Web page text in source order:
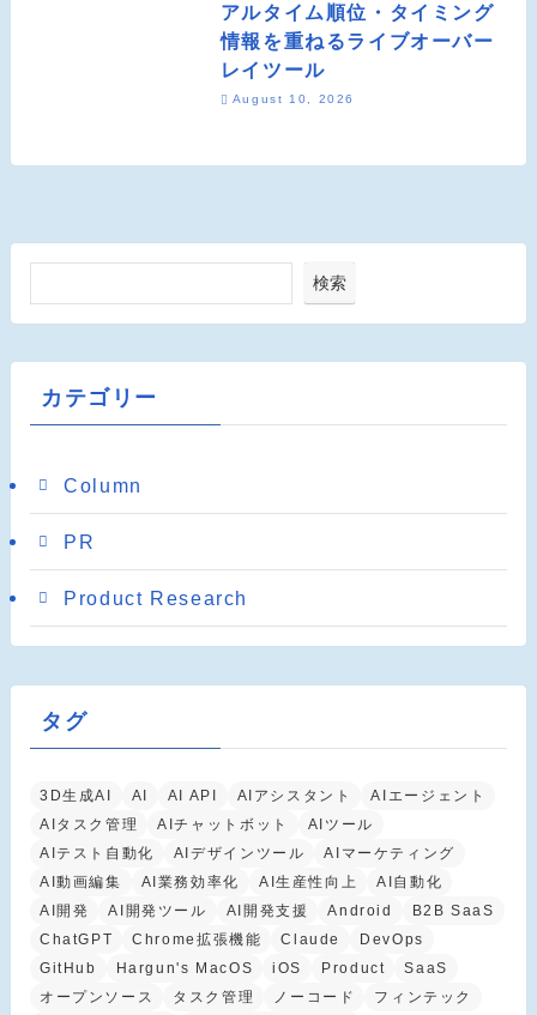
アルタイム順位・タイミング
情報を重ねるライブオーバー
レイツール
August 10, 2026
検索
カテゴリー
Column
PR
Product Research
タグ
3D生成AI AI AI API AIアシスタント
AIエージェント
AIタスク管理
AIチャットボット
AIツール
AIテスト自動化
AIデザインツール
AIマーケティング
AI動画編集
AI業務効率化 AI生産性向上
AI自動化
AI開発
AI開発ツール AI開発支援 Android
B2B SaaS
ChatGPT
Chrome拡張機能 Claude
DevOps
GitHub
Hargun's MacOS iOS Product
SaaS
オープンソース
タスク管理 ノーコード
フィンテック